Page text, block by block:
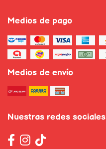
Medios de pago
Medios de envío
Nuestras redes sociales